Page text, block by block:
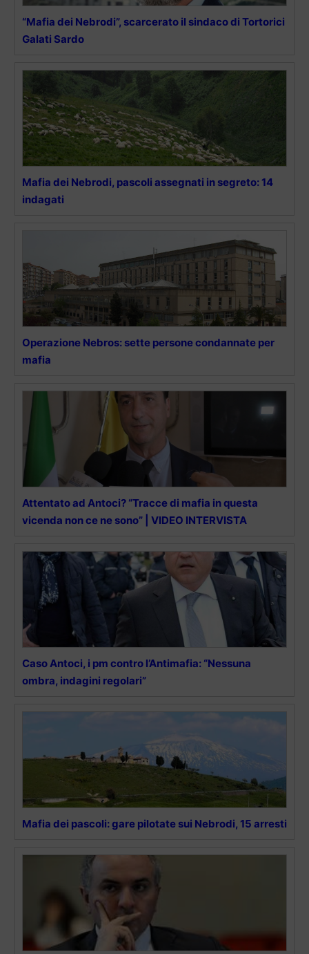
“Mafia dei Nebrodi”, scarcerato il sindaco di Tortorici
Galati Sardo
Mafia dei Nebrodi, pascoli assegnati in segreto: 14
indagati
Operazione Nebros: sette persone condannate per
mafia
Attentato ad Antoci? “Tracce di mafia in questa
vicenda non ce ne sono” | VIDEO INTERVISTA
Caso Antoci, i pm contro l’Antimafia: “Nessuna
ombra, indagini regolari”
Mafia dei pascoli: gare pilotate sui Nebrodi, 15 arresti